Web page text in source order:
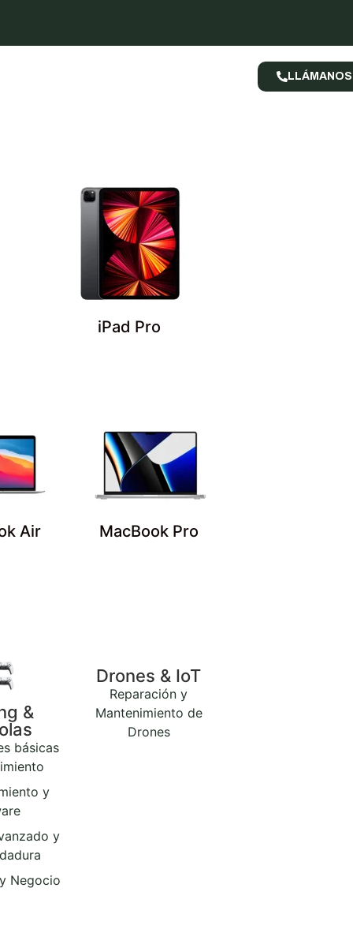
iPad Pro
Air MacBook Pro
&
básicas
y
y
Negocio
Drones & IoT
Reparación y
Mantenimiento de
Drones
LLÁMANOS